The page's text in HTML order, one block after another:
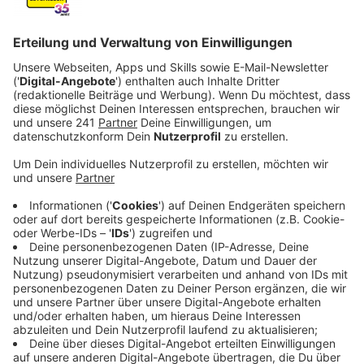
Rhöndorf aus Bad Honnef.
Veröffentlicht:Donnerstag, 17.04.2025 08:58
Anzeige
Giants-Spieler im Interview mit Radio Leverkusen
mit Joel Lungelu und Dimi Djordjevic